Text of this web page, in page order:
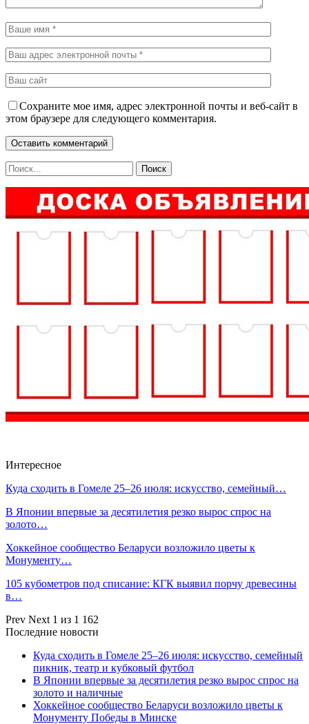
Сохраните мое имя, адрес электронной почты и веб-сайт в
этом браузере для следующего комментария.
Интересное
Куда сходить в Гомеле 25–26 июля: искусство, семейный…
В Японии впервые за десятилетия резко вырос спрос на
золото…
Хоккейное сообщество Беларуси возложило цветы к
Монументу…
105 кубометров под списание: КГК выявил порчу древесины
в…
Prev Next 1 из 1 162
Последние новости
Куда сходить в Гомеле 25–26 июля: искусство, семейный
пикник, театр и кубковый футбол
В Японии впервые за десятилетия резко вырос спрос на
золото и наличные
Хоккейное сообщество Беларуси возложило цветы к
Монументу Победы в Минске